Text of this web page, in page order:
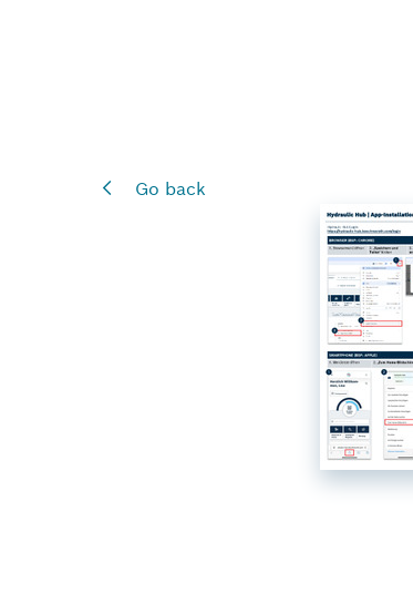
Go back